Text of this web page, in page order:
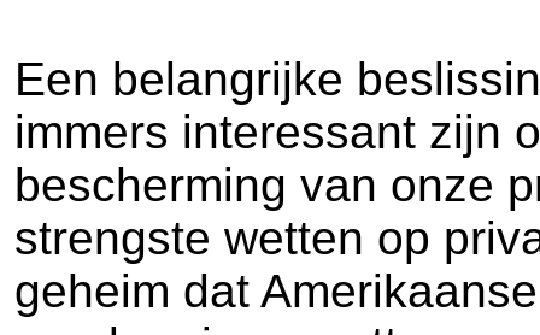
Een belangrijke
immers interessant zijn
bescherming van onze
strengste wetten op
geheim dat